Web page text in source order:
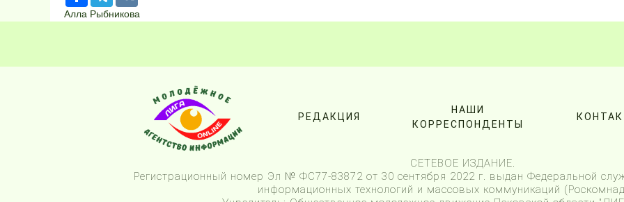
Алла Рыбникова
НАШИ
КОРРЕСПОНДЕНТЫ
РЕДАКЦИЯ
СЕТЕВОЕ ИЗДАНИЕ.
Регистрационный номер Эл № ФС77-83872 от 30 сентября 2022 г. выдан Федеральной
информационных технологий и массовых коммуникаций